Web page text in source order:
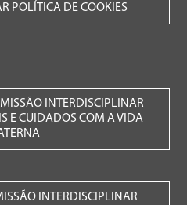
POLÍTICA DE COOKIES
INTERDISCIPLINAR
E CUIDADOS COM A VIDA
INTERDISCIPLINAR